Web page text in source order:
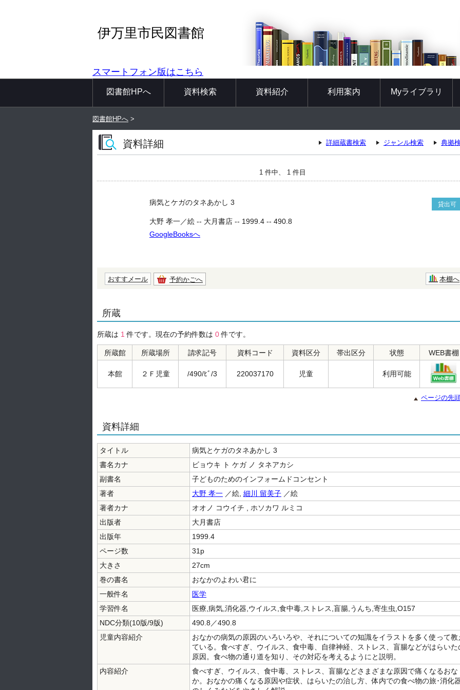
伊万里市民図書館
スマートフォン版はこちら
図書館HPへ 資料検索 資料紹介 利用案内 Myライブラリ
図書館HPへ >
資料詳細 詳細蔵書検索 ジャンル検索 典拠
1 件中、 1 件目
病気とケガのタネあかし 3 貸出可
大野 孝一／絵 -- 大月書店 -- 1999.4 -- 490.8
GoogleBooksへ
おすすメール 予約かごへ 本棚へ
所蔵
所蔵は 1 件です。現在の予約件数は 0件です。
所蔵館 所蔵場所 請求記号 資料コード 資料区分 帯出区分 状態 WEB書棚
本館 ２Ｆ児童 /490/ﾋﾞ/3 220037170 児童 利用可能
ページの先
資料詳細
タイトル
病気とケガのタネあかし 3
書名カナ
ビョウキ ト ケガ ノ タネアカシ
副書名
子どものためのインフォームドコンセント
著者
大野 孝一 ／絵, 細川 留美子 ／絵
著者カナ
オオノ コウイチ , ホソカワ ルミコ
出版者
大月書店
出版年
1999.4
ページ数
31p
大きさ
27cm
巻の書名
おなかのよわい君に
一般件名
医学
学習件名
医療,病気,消化器,ウイルス,食中毒,ストレス,盲腸,うんち,寄生虫,O157
NDC分類(10版/9版)
490.8／490.8
児童内容紹介
おなかの病気の原因のいろいろや、それについての知識をイラストを多く使って教
ている。食べすぎ、ウイルス、食中毒、自律神経、ストレス、盲腸などがはらいた
原因。食べ物の通り道を知り、その対応を考えるようにと説明。
内容紹介
食べすぎ、ウイルス、食中毒、ストレス、盲腸などさまざまな原因で痛くなるおな
か。おなかの痛くなる原因や症状、はらいたの治し方、体内での食べ物の旅･消化